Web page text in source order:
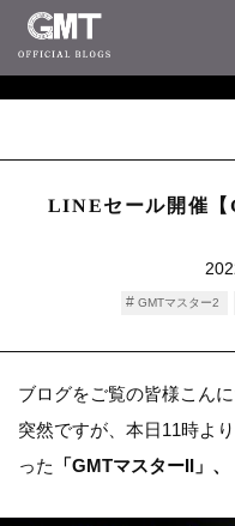
LINEセール開催
GMTマスター2
ブログをご覧の皆様こんに
突然ですが、本日11時よ
った
「GMTマスターII」、